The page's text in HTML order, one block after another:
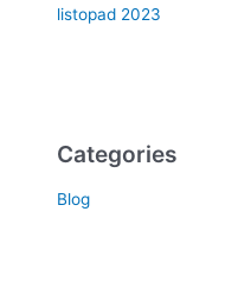
listopad 2023
Categories
Blog